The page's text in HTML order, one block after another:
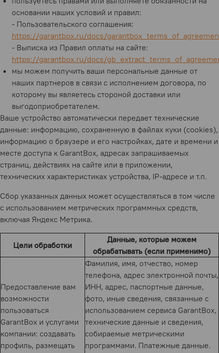
основании наших условий и правил:
- Пользовательского соглашения:
https://garantbox.ru/docs/
- Выписка из Правил оплаты на сайте:
https://garantbox.ru/docs/
мы можем получить ваши персональные данные от
наших партнеров в связи с исполнением договора, по
которому вы являетесь стороной доставки или
выгодоприобретателем.
Ваше устройство автоматически передает технические
данные: информацию, сохраненную в файлах куки (cookies),
информацию о браузере и его настройках, дате и времени и
месте доступа к GarantBox, адресах запрашиваемых
страниц, действиях на сайте или в приложении,
технических характеристиках устройства, IP-адресе и т.п.
Сбор указанных данных может осуществляться в том числе
с использованием метрических программных средств,
включая Яндекс Метрика.
Цели обработки
Данные, которые можем
обрабатывать (если применимо)
Предоставление вам
возможности
пользоваться
GarantBox и услугами
компании: создавать
профиль, размещать
Фамилия, имя, отчество, номер
телефона, адрес электронной почты,
ИНН, адрес, паспортные данные,
фото, иные сведения, связанные с
использованием сервиса GarantBox,
технические данные и сведения,
собираемые метрическими
программами. Платежные данные.